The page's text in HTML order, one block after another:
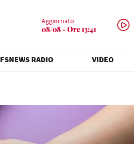
Aggiornato
08/08 - Ore 13:41
FSNEWS RADIO VIDEO